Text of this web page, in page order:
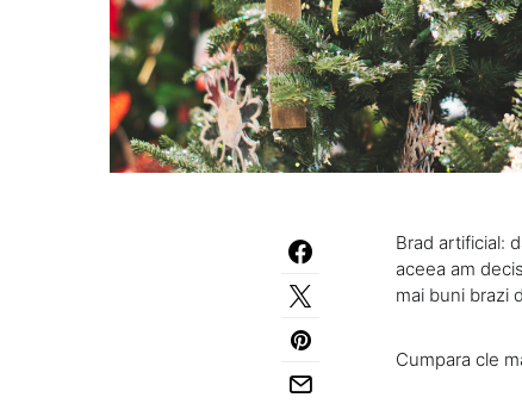
Brad artificial:
aceea am
mai buni brazi
Cumpara cle